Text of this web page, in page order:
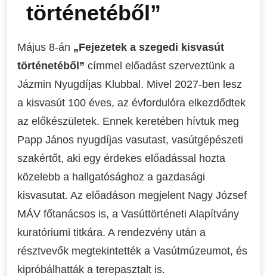
történetéből”
Május 8-án „Fejezetek a szegedi kisvasút
történetéből” címmel előadást szerveztünk a
Jázmin Nyugdíjas Klubbal. Mivel 2027-ben lesz
a kisvasút 100 éves, az évfordulóra elkezdődtek
az előkészületek. Ennek keretében hívtuk meg
Papp János nyugdíjas vasutast, vasútgépészeti
szakértőt, aki egy érdekes előadással hozta
közelebb a hallgatósághoz a gazdasági
kisvasutat. Az előadáson megjelent Nagy József
MÁV főtanácsos is, a Vasúttörténeti Alapítvány
kuratóriumi titkára. A rendezvény után a
résztvevők megtekintették a Vasútmúzeumot, és
kipróbálhatták a terepasztalt is.